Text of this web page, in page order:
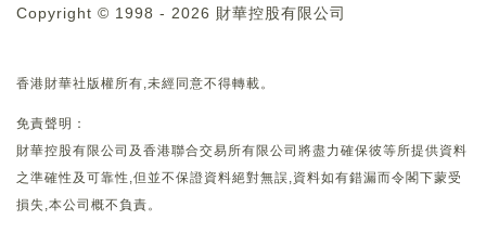
Copyright © 1998 - 2026 財華控股有限公司
香港財華社版權所有,未經同意不得轉載。
免責聲明：
財華控股有限公司及香港聯合交易所有限公司將盡力確保彼等所提供資料
之準確性及可靠性,但並不保證資料絕對無誤,資料如有錯漏而令閣下蒙受
損失,本公司概不負責。